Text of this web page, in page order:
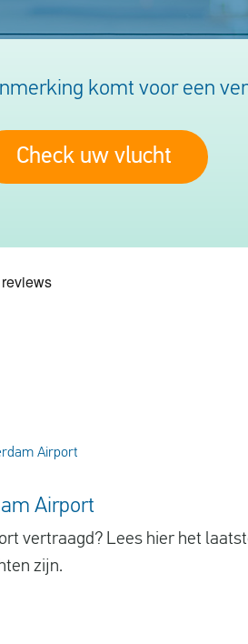
komt voor een
Check uw vlucht
Airport
Airport
vertraagd? Lees hier het
zijn.